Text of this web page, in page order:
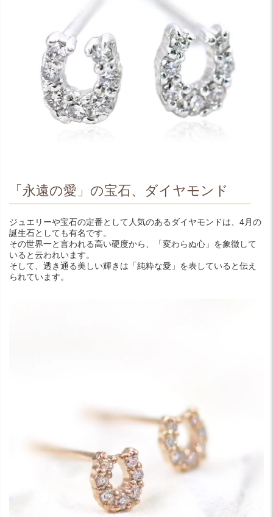
「永遠の愛」の宝石、ダイヤモンド
ジュエリーや宝石の定番として人気のあるダイヤモンドは、4月の
誕生石としても有名です。
その世界一と言われる高い硬度から、「変わらぬ心」を象徴して
いると云われいます。
そして、透き通る美しい輝きは「純粋な愛」を表していると伝え
られています。